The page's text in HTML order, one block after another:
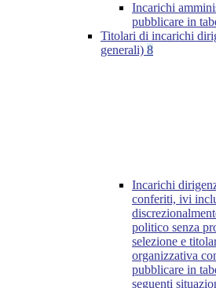
Incarichi
pubblicare in
Titolari di incarichi
generali) 8
Incarichi
conferiti, ivi
politico senza
selezione e
organizzativa
pubblicare in
seguenti